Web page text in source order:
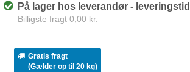
På lager hos leverandør -
Billigste fragt 0,00 kr.
Gratis fragt
(Gælder op til 20 kg)